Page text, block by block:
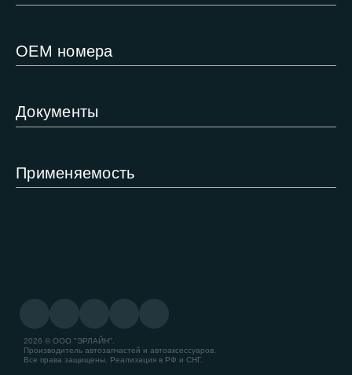
ОЕМ номера
Документы
Применяемость
2026 © ООО "ЭРЛАЙН".
Производитель автозапчастей и автоаксессуаров.
Все права защищены. Реализация в РФ и СНГ.